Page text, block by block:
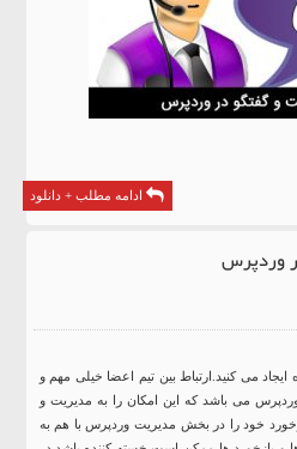
ادامه مطلب + دانلود
وردپرس
می کنید.ارتباط بین تیم اعضا خیلی مهم و
می باشد که این امکان را به مدیریت و
خود را در بخش مدیریت وردپرس با هم به